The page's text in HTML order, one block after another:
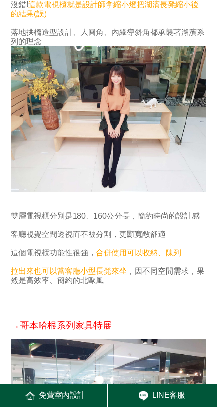
免費室內設計 LINE客服
沒錯!這款電視櫃就是設計師拿縮小燈把湖濱長凳縮小後
的結果(誤)
落地拱橋造型設計、大圓角、內緣導斜角都承襲著湖濱系
列的理念
雙層電視櫃分別是180、160公分長，簡約時尚的設計感
客廳視覺空間透視而不被分割，更顯寬敞舒適
這個電視櫃功能性很強，合併使用可以收納、陳列
拉出來也可以當客廳小型長凳來坐 ，因不同空間需求，果
然是高效率、簡約的北歐風
→哥本哈根系列家具特展